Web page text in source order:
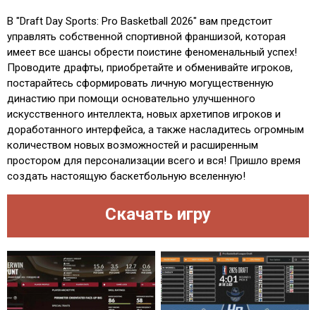
В "Draft Day Sports: Pro Basketball 2026" вам предстоит
управлять собственной спортивной франшизой, которая
имеет все шансы обрести поистине феноменальный успех!
Проводите драфты, приобретайте и обменивайте игроков,
постарайтесь сформировать личную могущественную
династию при помощи основательно улучшенного
искусственного интеллекта, новых архетипов игроков и
доработанного интерфейса, а также насладитесь огромным
количеством новых возможностей и расширенным
простором для персонализации всего и вся! Пришло время
создать настоящую баскетбольную вселенную!
Скачать игру